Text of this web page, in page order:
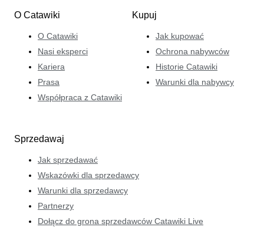
O Catawiki
O Catawiki
Nasi eksperci
Kariera
Prasa
Współpraca z Catawiki
Kupuj
Jak kupować
Ochrona nabywców
Historie Catawiki
Warunki dla nabywcy
Sprzedawaj
Jak sprzedawać
Wskazówki dla sprzedawcy
Warunki dla sprzedawcy
Partnerzy
Dołącz do grona sprzedawców Catawiki Live